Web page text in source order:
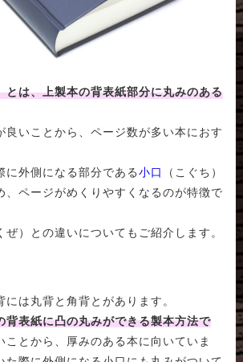
とは、上製本の背表紙部分に丸みのある
良いことから、ページ数が多い本におす
に外側になる部分である小口
（こぐち）
、ページがめくりやすくなるのが特徴で
）との違いについてもご紹介します。
は丸背と角背とがあります。
背表紙に凸の丸みができる製本方法で
ことから、厚みのある本に向いていま